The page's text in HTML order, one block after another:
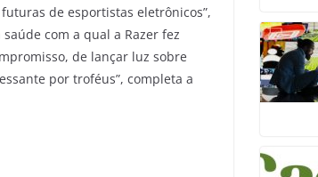
de esportistas eletrônicos”,
com a qual a Razer fez
de lançar luz sobre
por troféus”, completa a